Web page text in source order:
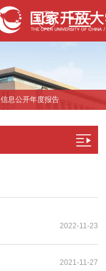
信息公开年度报告
2022-11-23
2021-11-27